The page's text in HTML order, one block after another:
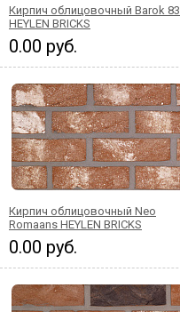
Кирпич облицовочный Barok 83
HEYLEN BRICKS
0.00 руб.
Кирпич облицовочный Neo
Romaans HEYLEN BRICKS
0.00 руб.